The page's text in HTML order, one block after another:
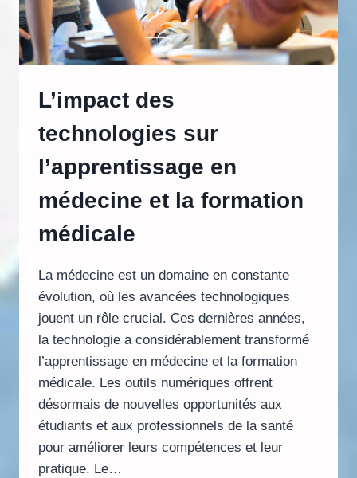
L’impact des
technologies sur
l’apprentissage en
médecine et la formation
médicale
La médecine est un domaine en constante
évolution, où les avancées technologiques
jouent un rôle crucial. Ces dernières années,
la technologie a considérablement transformé
l’apprentissage en médecine et la formation
médicale. Les outils numériques offrent
désormais de nouvelles opportunités aux
étudiants et aux professionnels de la santé
pour améliorer leurs compétences et leur
pratique. Le…